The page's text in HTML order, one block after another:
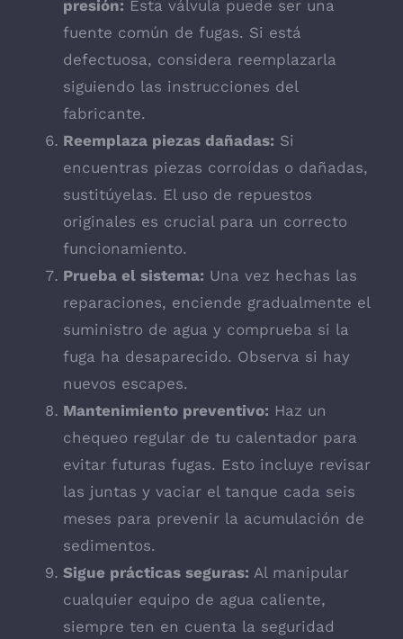
presión: Esta válvula puede ser una
fuente común de fugas. Si está
defectuosa, considera reemplazarla
siguiendo las instrucciones del
fabricante.
Reemplaza piezas dañadas: Si
encuentras piezas corroídas o dañadas,
sustitúyelas. El uso de repuestos
originales es crucial para un correcto
funcionamiento.
Prueba el sistema: Una vez hechas las
reparaciones, enciende gradualmente el
suministro de agua y comprueba si la
fuga ha desaparecido. Observa si hay
nuevos escapes.
Mantenimiento preventivo: Haz un
chequeo regular de tu calentador para
evitar futuras fugas. Esto incluye revisar
las juntas y vaciar el tanque cada seis
meses para prevenir la acumulación de
sedimentos.
Sigue prácticas seguras: Al manipular
cualquier equipo de agua caliente,
siempre ten en cuenta la seguridad